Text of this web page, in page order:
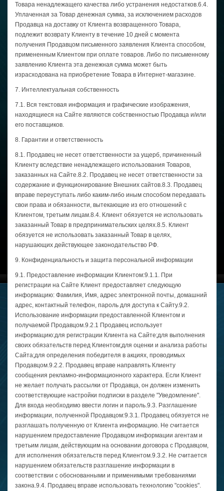
Товара ненадлежащего качества либо устранения недостатков.6.4.
Уплаченная за Товар денежная сумма, за исключением расходов
Продавца на доставку от Клиента возвращенного Товара,
подлежит возврату Клиенту в течение 10 дней с момента
получения Продавцом письменного заявления Клиента способом,
примененным Клиентом при оплате товаров. Либо по письменному
заявлению Клиента эта денежная сумма может быть
израсходована на приобретение Товара в Интернет-магазине.
7. Интеллектуальная собственность
7.1. Вся текстовая информация и графические изображения,
находящиеся на Сайте являются собственностью Продавца и/или
его поставщиков.
8. Гарантии и ответственность
8.1. Продавец не несет ответственности за ущерб, причиненный
Клиенту вследствие ненадлежащего использования Товаров,
заказанных на Сайте.8.2. Продавец не несет ответственности за
содержание и функционирование Внешних сайтов.8.3. Продавец
вправе переуступать либо каким-либо иным способом передавать
свои права и обязанности, вытекающие из его отношений с
Клиентом, третьим лицам.8.4. Клиент обязуется не использовать
заказанный Товар в предпринимательских целях.8.5. Клиент
обязуется не использовать заказанный Товар в целях,
нарушающих действующее законодательство РФ.
9. Конфиденциальность и защита персональной информации
9.1. Предоставление информации Клиентом:9.1.1. При
регистрации на Сайте Клиент предоставляет следующую
информацию: Фамилия, Имя, адрес электронной почты, домашний
адрес, контактный телефон, пароль для доступа к Сайту.9.2.
Использование информации предоставленной Клиентом и
получаемой Продавцом.9.2.1 Продавец использует
информацию:для регистрации Клиента на Сайте;для выполнения
своих обязательств перед Клиентом;для оценки и анализа работы
Сайта;для определения победителя в акциях, проводимых
Продавцом.9.2.2. Продавец вправе направлять Клиенту
сообщения рекламно-информационного характера. Если Клиент
не желает получать рассылки от Продавца, он должен изменить
соответствующие настройки подписки в разделе "Уведомление".
Для входа необходимо ввести логин и пароль.9.3. Разглашение
информации, полученной Продавцом:9.3.1. Продавец обязуется не
разглашать полученную от Клиента информацию. Не считается
нарушением предоставление Продавцом информации агентам и
третьим лицам, действующим на основании договора с Продавцом,
для исполнения обязательств перед Клиентом.9.3.2. Не считается
нарушением обязательств разглашение информации в
соответствии с обоснованными и применимыми требованиями
закона.9.4. Продавец вправе использовать технологию "cookies".